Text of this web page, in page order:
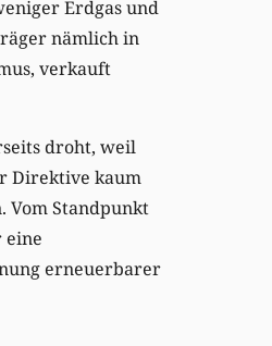
Erdgas und
nämlich in
verkauft
droht, weil
Direktive kaum
Vom Standpunkt
eine
erneuerbarer